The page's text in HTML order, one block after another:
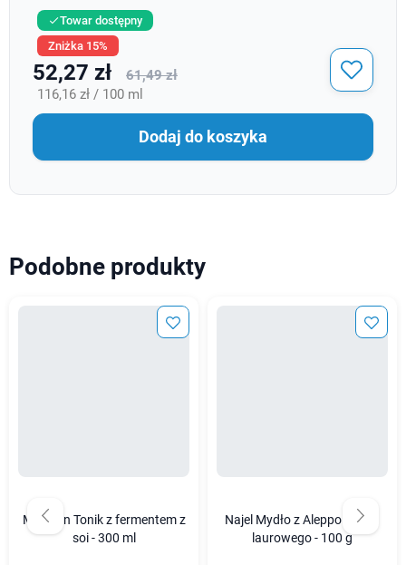
Towar dostępny
Zniżka 15%
52,27 zł
61,49 zł
116,16 zł / 100 ml
Dodaj do koszyka
Podobne produkty
Mixsoon Tonik z fermentem z
soi - 300 ml
Najel Mydło z Aleppo z oleju
laurowego - 100 g